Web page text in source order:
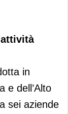
in
e dell’Alto
sei aziende